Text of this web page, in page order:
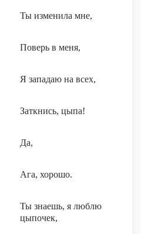
Ты изменила мне,
Поверь в меня,
Я западаю на всех,
Заткнись, цыпа!
Да,
Ага, хорошо.
Ты знаешь, я люблю
цыпочек,